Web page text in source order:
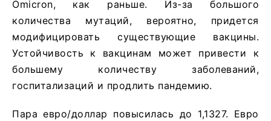
Omicron, как раньше. Из-за большого
количества мутаций, вероятно, придется
модифицировать существующие вакцины.
Устойчивость к вакцинам может привести к
большему количеству заболеваний,
госпитализаций и продлить пандемию.
Пара евро/доллар повысилась до 1,1327. Евро